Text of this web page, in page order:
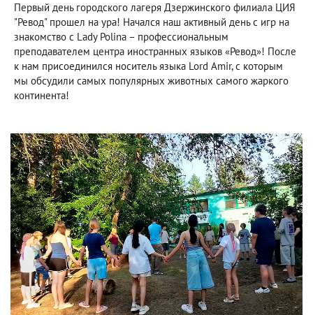
Первый день городского лагеря Дзержинского филиала ЦИЯ
"Ревод" прошел на ура! Начался наш активный день с игр на
знакомство с Lady Polina – профессиональным
преподавателем центра иностранных языков «Ревод»! После
к нам присоединился носитель языка Lord Amir, с которым
мы обсудили самых популярных животных самого жаркого
континента!